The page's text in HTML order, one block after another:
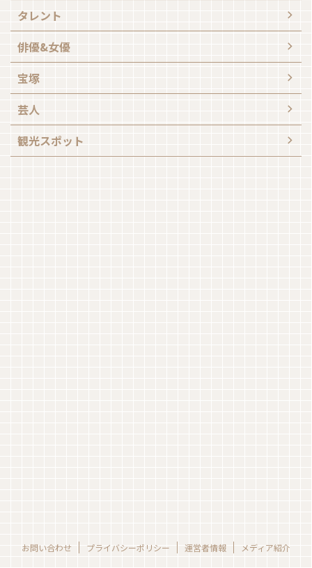
タレント
俳優&女優
宝塚
芸人
観光スポット
お問い合わせ プライバシーポリシー 運営者情報 メディア紹介